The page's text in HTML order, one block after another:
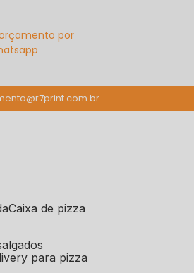
por
caixa de pizza
para pizza